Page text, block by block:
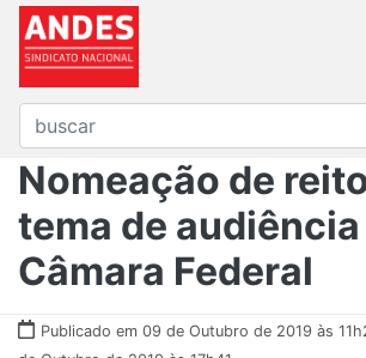
Nomeação de
tema de audiência
Câmara Federal
Publicado em 09 de Outubro de 2019 às